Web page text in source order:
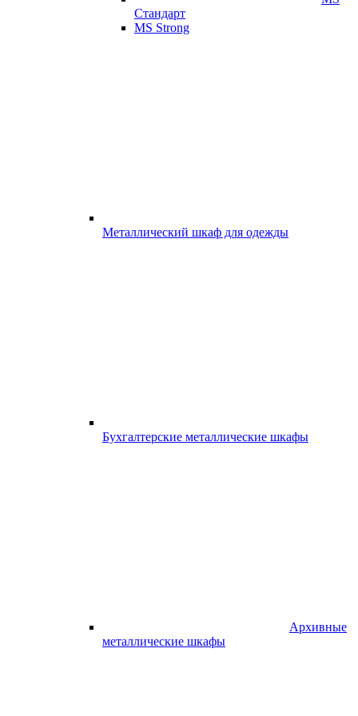
Стандарт
MS Strong
Металлический шкаф для одежды
Бухгалтерские металлические шкафы
Архивные
металлические шкафы